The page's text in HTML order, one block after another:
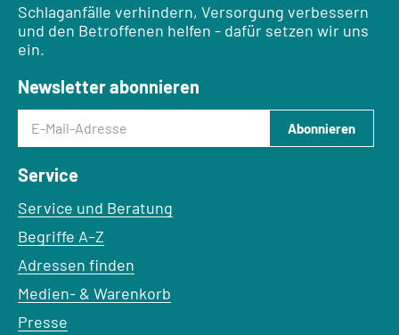
Schlaganfälle verhindern, Versorgung verbessern
und den Betroffenen helfen - dafür setzen wir uns
ein.
Newsletter abonnieren
E-Mail-Adresse
Abonnieren
Service
Service und Beratung
Begriffe A–Z
Adressen finden
Medien- & Warenkorb
Presse